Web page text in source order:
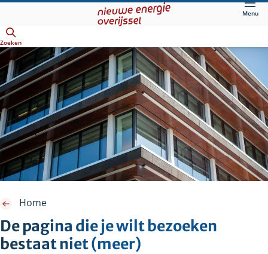
hoofdinhoud
Menu
Zoeken
De pagina die je wilt bezoeken
bestaat niet (meer)
Home